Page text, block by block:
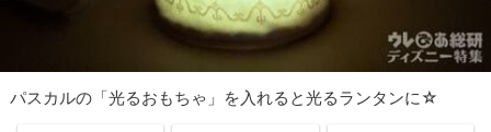
パスカルの「光るおもちゃ」を入れると光るランタンに☆